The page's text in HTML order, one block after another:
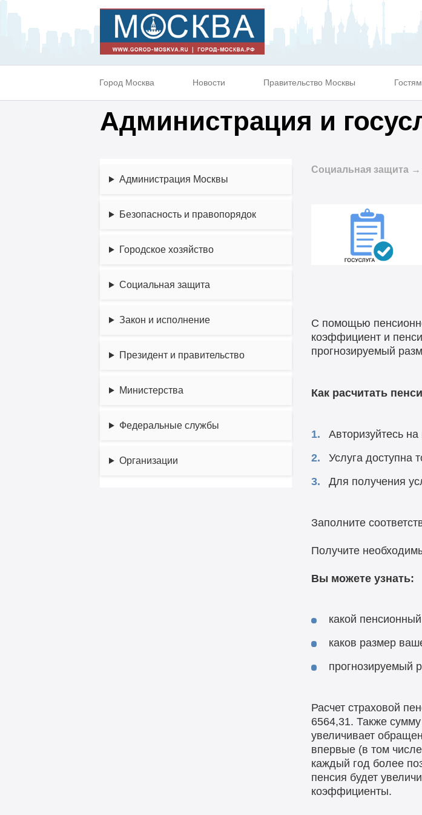
Город Москва Новости Правительство Москвы
Администрация и
Администрация Москвы
Безопасность и правопорядок
Городское хозяйство
Социальная защита
Закон и исполнение
Президент и правительство
Министерства
Федеральные службы
Организации
Социальная защита
С помощью
коэффициент и
прогнозируемый
Как расчитать
Авторизуйтесь на
Услуга доступна
Для получения
Заполните
Получите
Вы можете узнать:
какой
каков размер
прогнозируемый
Расчет страховой
6564,31. Также
увеличивает
впервые (в том
каждый год более
пенсия будет
коэффициенты.